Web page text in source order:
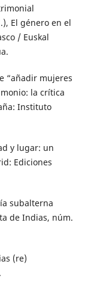
El género en el
/ Euskal
“añadir mujeres
la crítica
Instituto
y lugar: un
Ediciones
subalterna
de Indias, núm.
(re)